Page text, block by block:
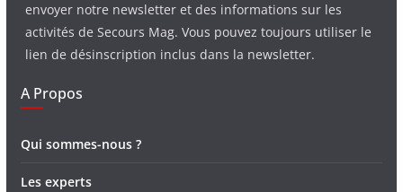
envoyer notre newsletter et des informations sur les
activités de Secours Mag. Vous pouvez toujours utiliser le
lien de désinscription inclus dans la newsletter.
A Propos
Qui sommes-nous ?
Les experts